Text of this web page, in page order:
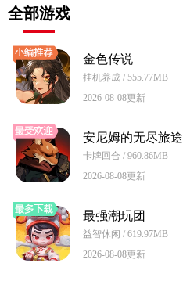
全部游戏
金色传说
挂机养成 / 555.77MB
2026-08-08更新
安尼姆的无尽旅途
卡牌回合 / 960.86MB
2026-08-08更新
最强潮玩团
益智休闲 / 619.97MB
2026-08-08更新